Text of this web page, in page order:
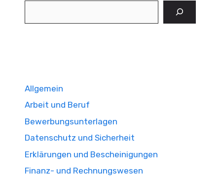
Allgemein
Arbeit und Beruf
Bewerbungsunterlagen
Datenschutz und Sicherheit
Erklärungen und Bescheinigungen
Finanz- und Rechnungswesen